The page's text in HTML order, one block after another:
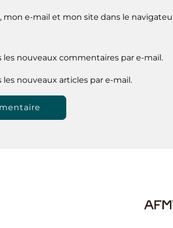
mon e-mail et mon site dans le
les nouveaux commentaires par e-mail.
nouveaux articles par e-mail.